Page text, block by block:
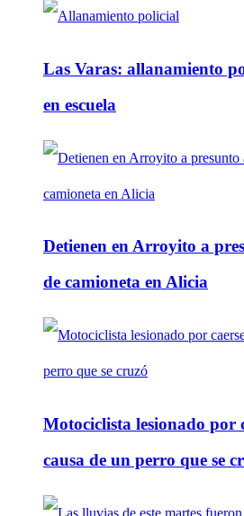
Las Varas: allanamiento
en escuela
Detienen en Arroyito a
de camioneta en Alicia
Motociclista lesionado por
causa de un perro que se